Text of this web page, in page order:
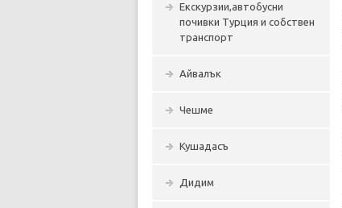
Екскурзии,автобусни
почивки Турция и собствен
транспорт
Айвалък
Чешме
Кушадасъ
Дидим